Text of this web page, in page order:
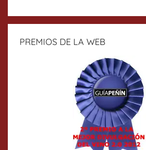
PREMIOS DE LA WEB